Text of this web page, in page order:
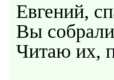
Евгений,
Вы
Читаю их,